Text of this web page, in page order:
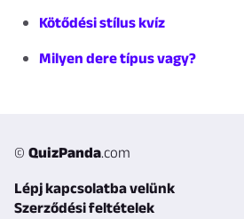
Kötődési stílus kvíz
Milyen dere típus vagy?
© QuizPanda.com
Lépj kapcsolatba velünk
Szerződési feltételek